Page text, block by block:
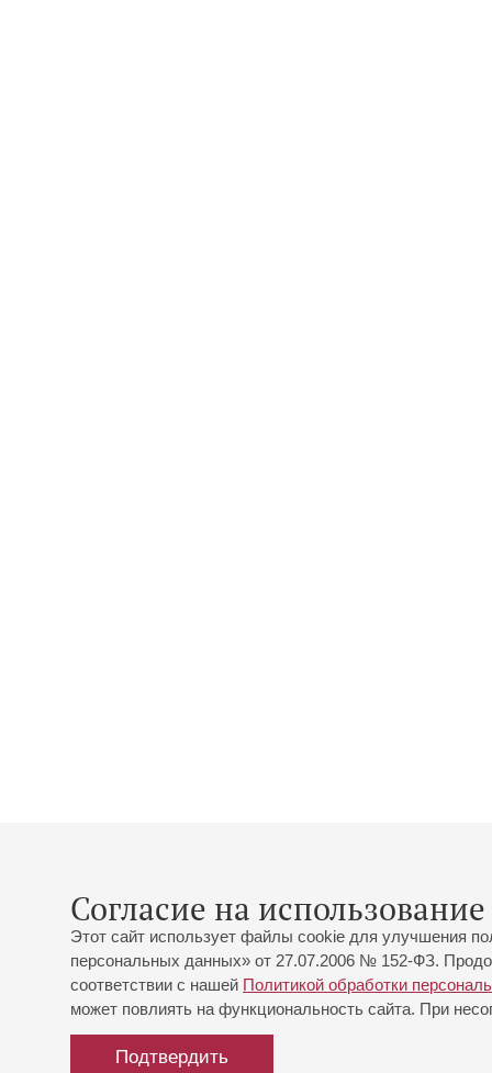
Согласие на
Этот сайт использует файлы cookie для улучшения
персональных данных» от 27.07.2006 № 152-ФЗ.
соответствии с нашей Политикой обработки
может повлиять на функциональность сайта. При
Подтвердить